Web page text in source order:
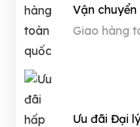
Vận chuyển
Giao hàng
Ưu đãi Đại lý